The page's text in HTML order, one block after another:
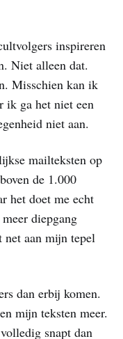
inspireren
Niet alleen dat.
Misschien kan ik
ik ga het niet een
niet aan.
mailteksten op
de 1.000
het doet me echt
diepgang
net aan mijn tepel
dan erbij komen.
mijn teksten meer.
snapt dan